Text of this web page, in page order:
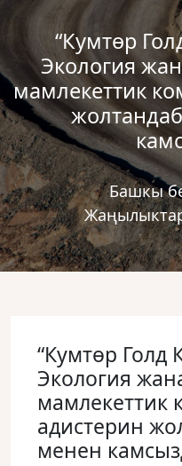
“Кумтөр
Экология
мамлекеттик
Башкы
“Кумтөр
Экология
мамлекеттик
адистерин
менен